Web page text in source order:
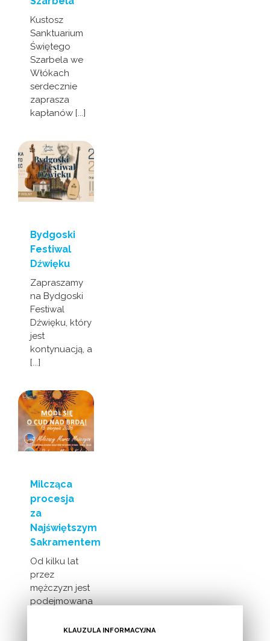
Kustosz
Sanktuarium
Świętego
Szarbela we
Włókach
serdecznie
zaprasza
kapłanów [...]
Bydgoski
Festiwal
Dźwięku
Zapraszamy
na Bydgoski
Festiwal
Dźwięku, który
jest
kontynuacją, a
[...]
Milcząca
procesja
za
Najświętszym
Sakramentem
Od kilku lat
przez
mężczyzn jest
podejmowana
milczącej [...]KLAUZULA INFORMACYJNA